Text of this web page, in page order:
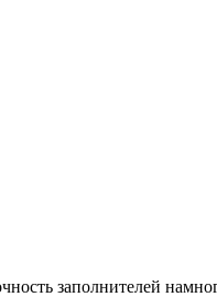
заполнителей